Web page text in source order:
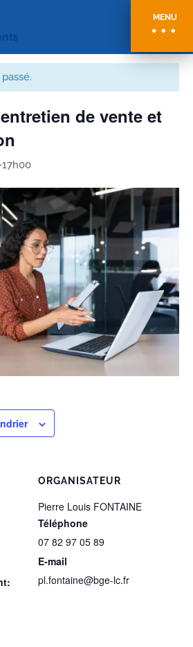
MENU
de vente et
ORGANISATEUR
Pierre Louis FONTAINE
Téléphone
07 82 97 05 89
E-mail
pl.fontaine@bge-lc.fr